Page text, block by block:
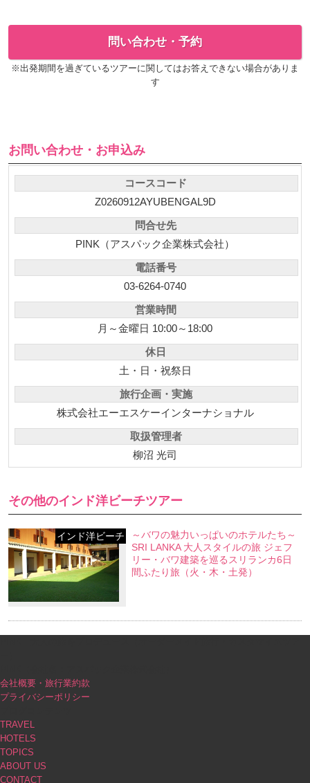
問い合わせ・予約
※出発期間を過ぎているツアーに関してはお答えできない場合がありま
す
お問い合わせ・お申込み
コースコード
Z0260912AYUBENGAL9D
問合せ先
PINK（アスパック企業株式会社）
電話番号
03-6264-0740
営業時間
月～金曜日 10:00～18:00
休日
土・日・祝祭日
旅行企画・実施
株式会社エーエスケーインターナショナル
取扱管理者
柳沼 光司
その他のインド洋ビーチツアー
インド洋ビーチ
～バワの魅力いっぱいのホテルたち～
SRI LANKA 大人スタイルの旅 ジェフ
リー・バワ建築を巡るスリランカ6日
間ふたり旅（火・木・土発）
会社概要・旅行業約款
プライバシーポリシー
TRAVEL
HOTELS
TOPICS
ABOUT US
CONTACT